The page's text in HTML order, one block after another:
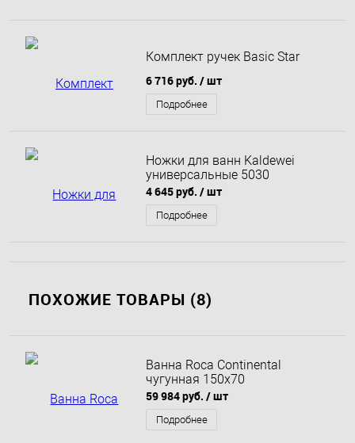
Комплект ручек Basic Star
6 716 руб. / шт
Подробнее
Ножки для ванн Kaldewei
универсальные 5030
4 645 руб. / шт
Подробнее
ПОХОЖИЕ ТОВАРЫ (8)
Ванна Roca Continental
чугунная 150x70
59 984 руб. / шт
Подробнее